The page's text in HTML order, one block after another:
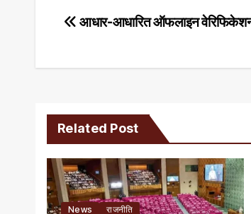
Post
आधार-आधारित ऑफलाइन
Related Post
News राजनीति